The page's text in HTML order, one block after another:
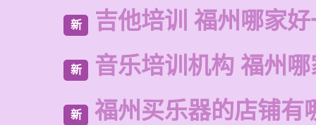
新 吉他培训 福州哪家
新 音乐培训机构 福州
新 福州买乐器的店铺有